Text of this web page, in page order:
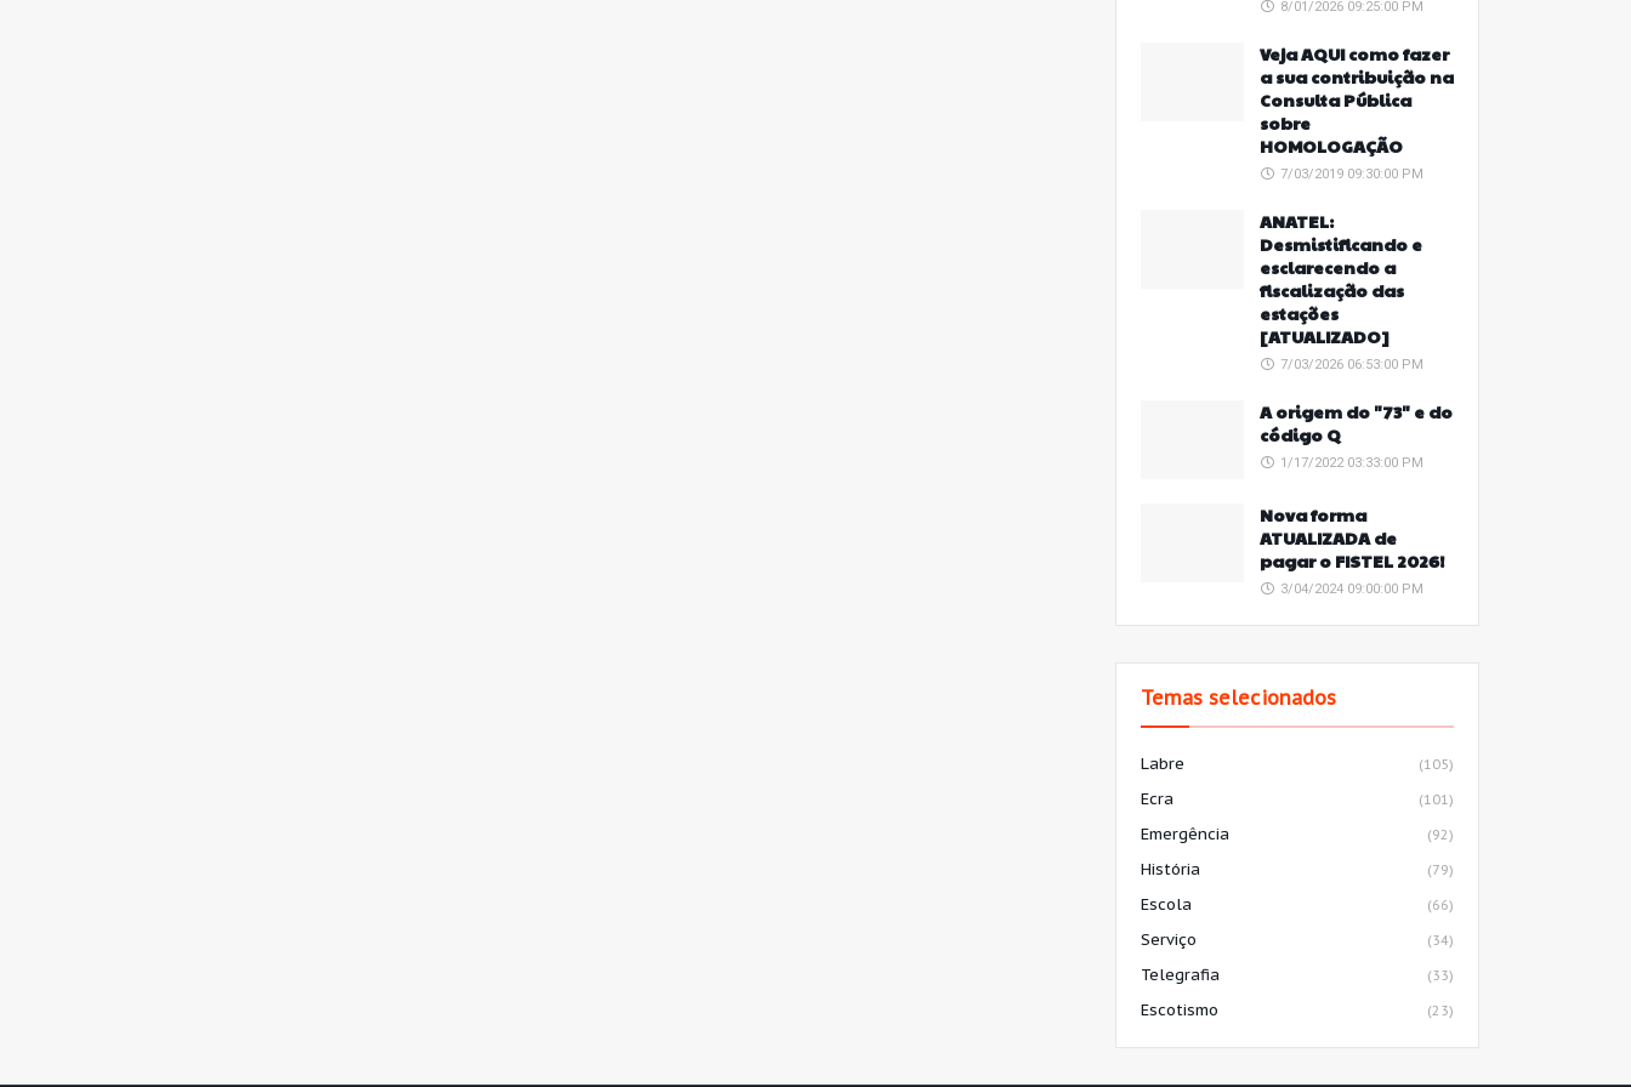
8/01/2026 09:25:00 PM
Veja AQUI como fazer
a sua contribuição na
Consulta Pública
sobre
HOMOLOGAÇÃO
7/03/2019 09:30:00 PM
ANATEL:
Desmistificando e
esclarecendo a
fiscalização das
estações
[ATUALIZADO]
7/03/2026 06:53:00 PM
A origem do "73" e do
código Q
1/17/2022 03:33:00 PM
Nova forma
ATUALIZADA de
pagar o FISTEL 2026!
3/04/2024 09:00:00 PM
Temas selecionados
Labre (105)
Ecra (101)
Emergência (92)
História (79)
Escola (66)
Serviço (34)
Telegrafia (33)
Escotismo (23)